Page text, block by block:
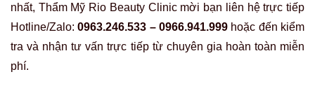
nhất, Thẩm Mỹ Rio Beauty Clinic mời bạn liên hệ trực tiếp
Hotline/Zalo:0963.246.533 – 0966.941.999 hoặc đến kiểm
tra và nhận tư vấn trực tiếp từ chuyên gia hoàn toàn miễn
phí.